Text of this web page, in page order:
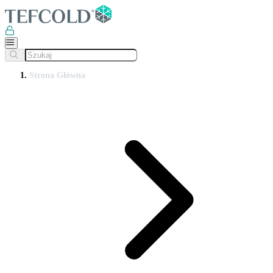
Strona Główna